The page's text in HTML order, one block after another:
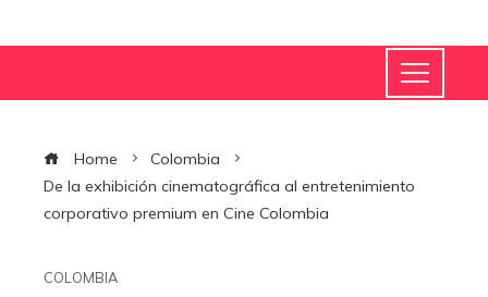
Home
Colombia
De la exhibición cinematográfica al entretenimiento
corporativo premium en Cine Colombia
COLOMBIA